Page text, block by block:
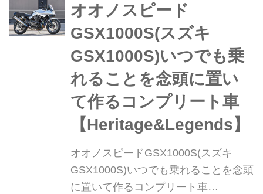
解を恐れずに言うなら、ノーマルより
ノーマルらしいかも? 誰もが気軽にス
ポーツラインディングとロングツーリ
ングが楽しめる、フレン...
オオノスピード
GSX1000S(スズキ
GSX1000S)いつでも乗
れることを念頭に置い
て作るコンプリート車
【Heritage&Legends】
オオノスピードGSX1000S(スズキ
GSX1000S)いつでも乗れることを念頭
に置いて作るコンプリート車